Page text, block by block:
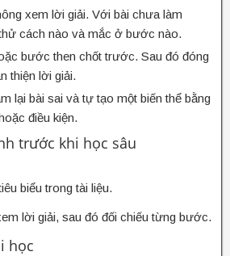
xem lời giải. Với bài chưa làm
cách nào và mắc ở bước nào.
bước then chốt trước. Sau đó đóng
thiện lời giải.
lại bài sai và tự tạo một biến thể bằng
điều kiện.
trước khi học sâu
biểu trong tài liệu.
lời giải, sau đó đối chiếu từng bước.
học